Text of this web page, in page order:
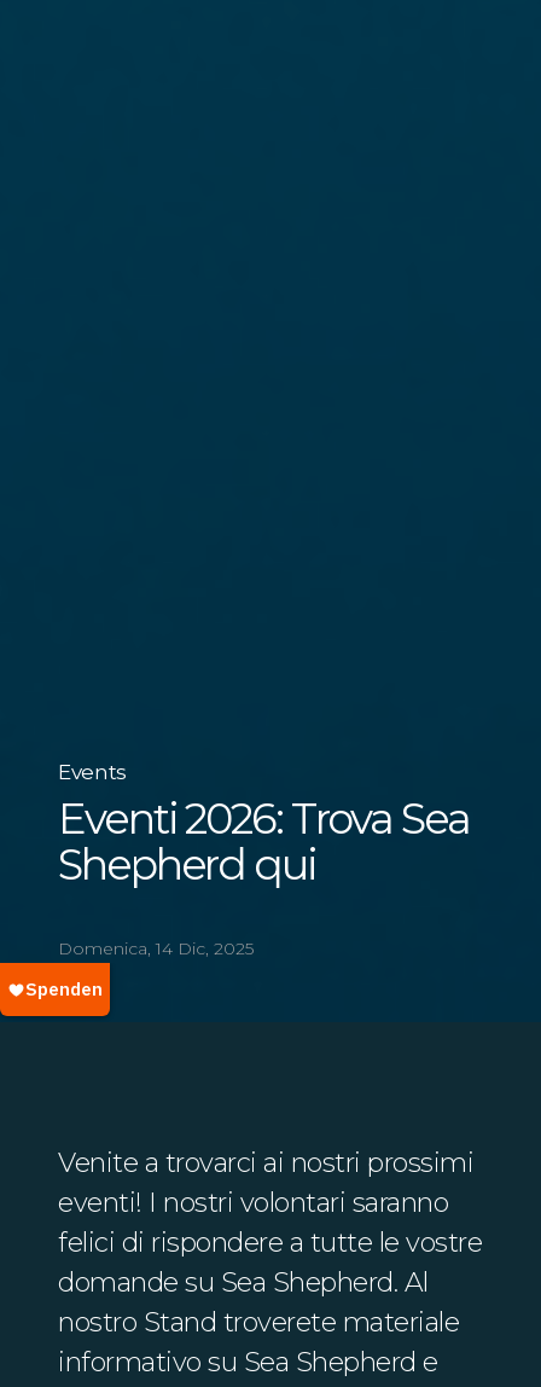
Events
Eventi 2026: Trova Sea
Shepherd qui
Domenica, 14 Dic, 2025
Venite a trovarci ai nostri prossimi
eventi! I nostri volontari saranno
felici di rispondere a tutte le vostre
domande su Sea Shepherd. Al
nostro Stand troverete materiale
informativo su Sea Shepherd e